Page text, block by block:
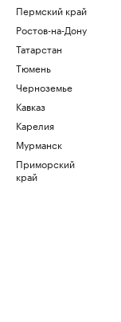
Пермский край
Ростов-на-Дону
Татарстан
Тюмень
Черноземье
Кавказ
Карелия
Мурманск
Приморский
край